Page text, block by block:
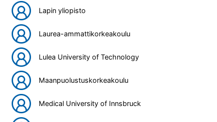
Lapin yliopisto
Laurea-ammattikorkeakoulu
Lulea University of Technology
Maanpuolustuskorkeakoulu
Medical University of Innsbruck